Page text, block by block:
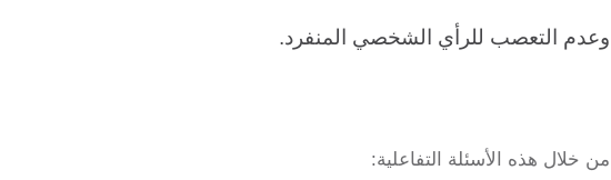
وعدم التعصب للرأي الشخصي المنفرد.
خلال هذه الأسئلة التفاعلية: